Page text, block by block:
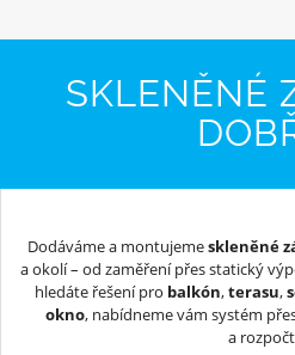
SKLENĚNÉ
Dodáváme a montujemeskleněné
a okolí – od zaměření přes statický
hledáte řešení pro balkón,terasu,
okno, nabídneme vám systém
a